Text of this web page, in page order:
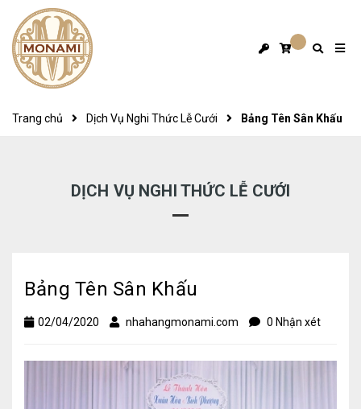
Trang chủ Dịch Vụ Nghi Thức Lễ Cưới Bảng Tên Sân Khấu
DỊCH VỤ NGHI THỨC LỄ CƯỚI
Bảng Tên Sân Khấu
02/04/2020 nhahangmonami.com 0 Nhận xét